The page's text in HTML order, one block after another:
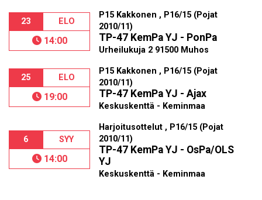
23 ELO
14:00
P15 Kakkonen , P16/15 (Pojat
2010/11)
TP-47 KemPa YJ - PonPa
Urheilukuja 2 91500 Muhos
25 ELO
19:00
P15 Kakkonen , P16/15 (Pojat
2010/11)
TP-47 KemPa YJ - Ajax
Keskuskenttä - Keminmaa
6 SYY
14:00
Harjoitusottelut , P16/15 (Pojat
2010/11)
TP-47 KemPa YJ - OsPa/OLS
YJ
Keskuskenttä - Keminmaa